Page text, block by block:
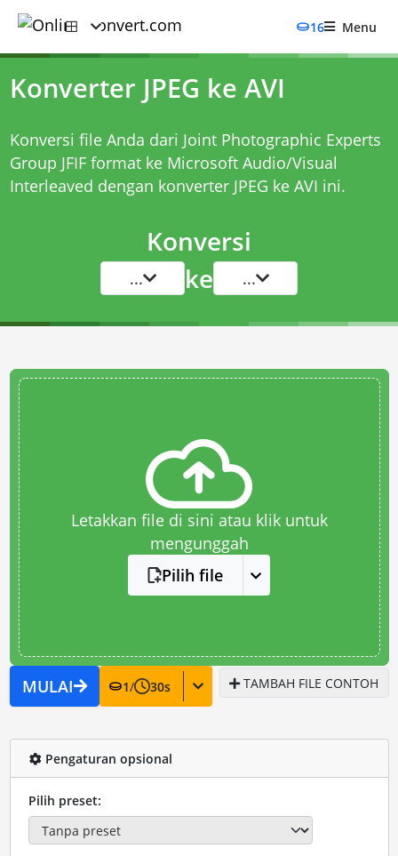
16 Menu
Konverter JPEG ke AVI
Konversi file Anda dari Joint Photographic Experts
Group JFIF format ke Microsoft Audio/Visual
Interleaved dengan konverter JPEG ke AVI ini.
Konversi
... ke ...
Letakkan file di sini atau klik untuk
mengunggah
Pilih file
MULAI 1/ 30s TAMBAH FILE CONTOH
Pengaturan opsional
Pilih preset: